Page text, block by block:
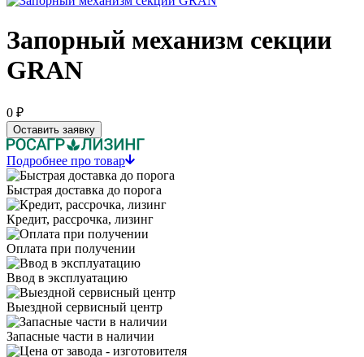
Запорный механизм секции
GRAN
0 ₽
Оставить заявку
Подробнее про товар
Быстрая доставка до порога
Кредит, рассрочка, лизинг
Оплата при получении
Ввод в эксплуатацию
Выездной сервисный центр
Запасные части в наличии